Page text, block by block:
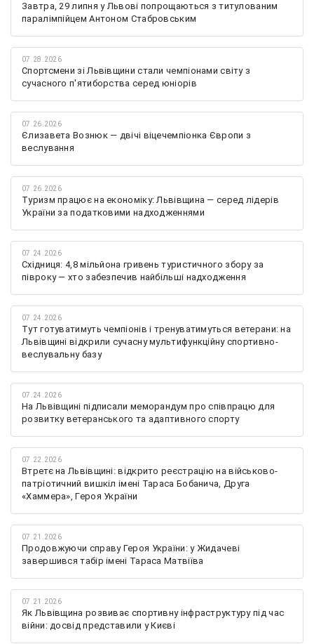
Завтра, 29 липня у Львові попрощаються з титулованим
паралімпійцем Антоном Стабровським
07.28.2026
Спортсмени зі Львівщини стали чемпіонами світу з
сучасного п'ятиборства серед юніорів
07.26.2026
Єлизавета Вознюк — двічі віцечемпіонка Європи з
веслування
07.26.2026
Туризм працює на економіку: Львівщина — серед лідерів
України за податковими надходженнями
07.24.2026
Східниця: 4,8 мільйона гривень туристичного збору за
півроку — хто забезпечив найбільші надходження
07.24.2026
Тут готуватимуть чемпіонів і тренуватимуться ветерани: на
Львівщині відкрили сучасну мультифункційну спортивно-
веслувальну базу
07.24.2026
На Львівщині підписали меморандум про співпрацю для
розвитку ветеранського та адаптивного спорту
07.22.2026
Втретє на Львівщині: відкрито реєстрацію на військово-
патріотичний вишкіл імені Тараса Бобанича, Друга
«Хаммера», Героя України
07.21.2026
Продовжуючи справу Героя України: у Жидачеві
завершився табір імені Тараса Матвіїва
07.21.2026
Як Львівщина розвиває спортивну інфраструктуру під час
війни: досвід представили у Києві